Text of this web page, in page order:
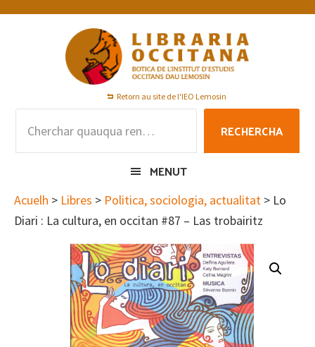
Skip
Skip
Skip
Retorn au site de l'IEO Lemosin
RECHERCHA
MENUT
Acuelh > Libres > Politica, sociologia, actualitat > Lo
Diari : La cultura, en occitan #87 – Las trobairitz